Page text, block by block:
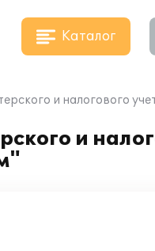
Каталог
и налогового
и